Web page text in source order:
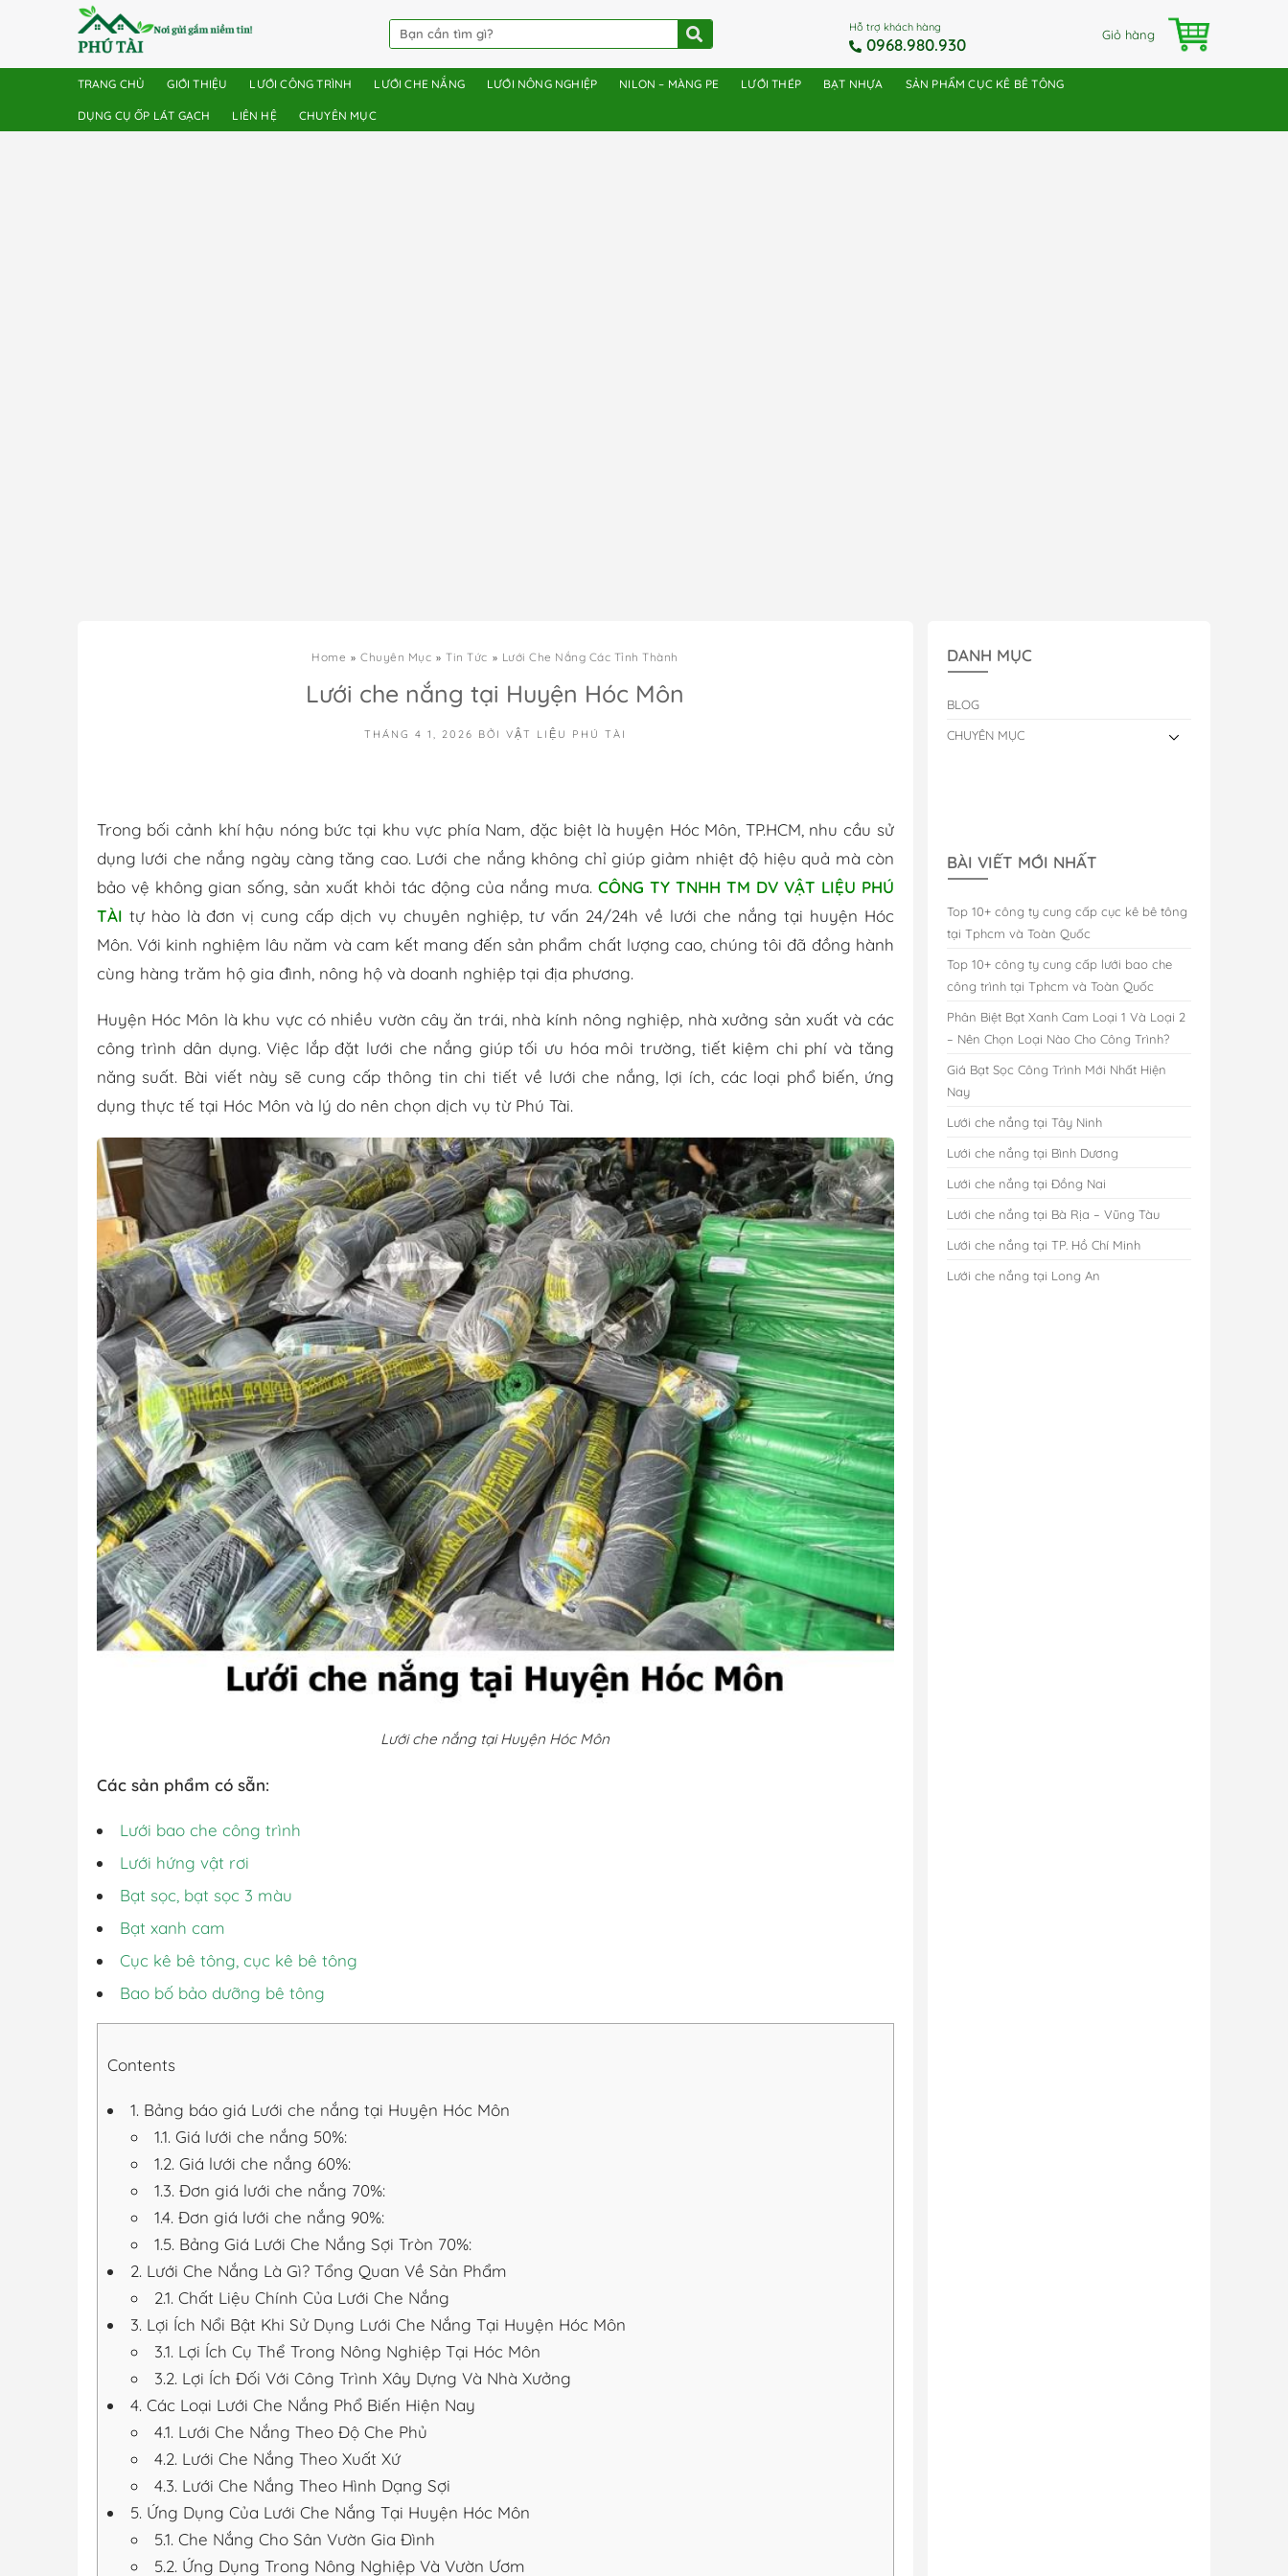
Hỗ trợ khách hàng
0968.980.930 Giỏ hàng
TRANG CHỦ GIỚI THIỆU LƯỚI CÔNG TRÌNH LƯỚI CHE NẮNG LƯỚI NÔNG NGHIỆP NILON – MÀNG PE LƯỚI THÉP BẠT NHỰA SẢN PHẨM CỤC KÊ BÊ TÔNG
DỤNG CỤ ỐP LÁT GẠCH LIÊN HỆ CHUYÊN MỤC
Home Chuyên Mục Tin Tức Lưới Che Nắng Các Tỉnh Thành
Lưới che nắng tại Huyện Hóc Môn
THÁNG 4 1, 2026 BỞI VẬT LIỆU PHÚ TÀI
Trong bối cảnh khí hậu nóng bức tại khu vực phía Nam, đặc biệt là huyện Hóc Môn, TP.HCM, nhu cầu sử
dụng lưới che nắng ngày càng tăng cao. Lưới che nắng không chỉ giúp giảm nhiệt độ hiệu quả mà còn
bảo vệ không gian sống, sản xuất khỏi tác động của nắng mưa.CÔNG TY TNHH TM DV VẬT LIỆU PHÚ
TÀI tự hào là đơn vị cung cấp dịch vụ chuyên nghiệp, tư vấn 24/24h về lưới che nắng tại huyện Hóc
Môn. Với kinh nghiệm lâu năm và cam kết mang đến sản phẩm chất lượng cao, chúng tôi đã đồng hành
cùng hàng trăm hộ gia đình, nông hộ và doanh nghiệp tại địa phương.
Huyện Hóc Môn là khu vực có nhiều vườn cây ăn trái, nhà kính nông nghiệp, nhà xưởng sản xuất và các
công trình dân dụng. Việc lắp đặt lưới che nắng giúp tối ưu hóa môi trường, tiết kiệm chi phí và tăng
năng suất. Bài viết này sẽ cung cấp thông tin chi tiết về lưới che nắng, lợi ích, các loại phổ biến, ứng
dụng thực tế tại Hóc Môn và lý do nên chọn dịch vụ từ Phú Tài.
Lưới che nắng tại Huyện Hóc Môn
Các sản phẩm có sẵn:
Lưới bao che công trình
Lưới hứng vật rơi
Bạt sọc, bạt sọc 3 màu
Bạt xanh cam
Cục kê bê tông, cục kê bê tông
Bao bố bảo dưỡng bê tông
Contents
1. Bảng báo giá Lưới che nắng tại Huyện Hóc Môn
1.1. Giá lưới che nắng 50%:
1.2. Giá lưới che nắng 60%:
1.3. Đơn giá lưới che nắng 70%:
1.4. Đơn giá lưới che nắng 90%:
1.5. Bảng Giá Lưới Che Nắng Sợi Tròn 70%:
2. Lưới Che Nắng Là Gì? Tổng Quan Về Sản Phẩm
2.1. Chất Liệu Chính Của Lưới Che Nắng
3. Lợi Ích Nổi Bật Khi Sử Dụng Lưới Che Nắng Tại Huyện Hóc Môn
3.1. Lợi Ích Cụ Thể Trong Nông Nghiệp Tại Hóc Môn
3.2. Lợi Ích Đối Với Công Trình Xây Dựng Và Nhà Xưởng
4. Các Loại Lưới Che Nắng Phổ Biến Hiện Nay
4.1. Lưới Che Nắng Theo Độ Che Phủ
4.2. Lưới Che Nắng Theo Xuất Xứ
4.3. Lưới Che Nắng Theo Hình Dạng Sợi
5. Ứng Dụng Của Lưới Che Nắng Tại Huyện Hóc Môn
5.1. Che Nắng Cho Sân Vườn Gia Đình
5.2. Ứng Dụng Trong Nông Nghiệp Và Vườn Ươm
DANH MỤC
BLOG
CHUYÊN MỤC
BÀI VIẾT MỚI NHẤT
Top 10+ công ty cung cấp cục kê bê tông
tại Tphcm và Toàn Quốc
Top 10+ công ty cung cấp lưới bao che
công trình tại Tphcm và Toàn Quốc
Phân Biệt Bạt Xanh Cam Loại 1 Và Loại 2
– Nên Chọn Loại Nào Cho Công Trình?
Giá Bạt Sọc Công Trình Mới Nhất Hiện
Nay
Lưới che nắng tại Tây Ninh
Lưới che nắng tại Bình Dương
Lưới che nắng tại Đồng Nai
Lưới che nắng tại Bà Rịa – Vũng Tàu
Lưới che nắng tại TP. Hồ Chí Minh
Lưới che nắng tại Long An